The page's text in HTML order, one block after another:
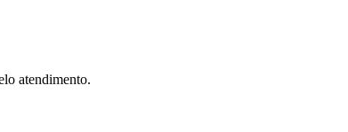
atendimento.